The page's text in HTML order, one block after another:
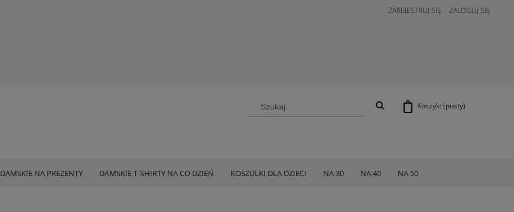
ZAREJESTRUJ SIĘ ZALOGUJ SIĘ
Koszyk: (pusty)
DAMSKIE NA PREZENTY DAMSKIE T-SHIRTY NA CO DZIEŃ KOSZULKI DLA DZIECI NA 30 NA 40 NA 50